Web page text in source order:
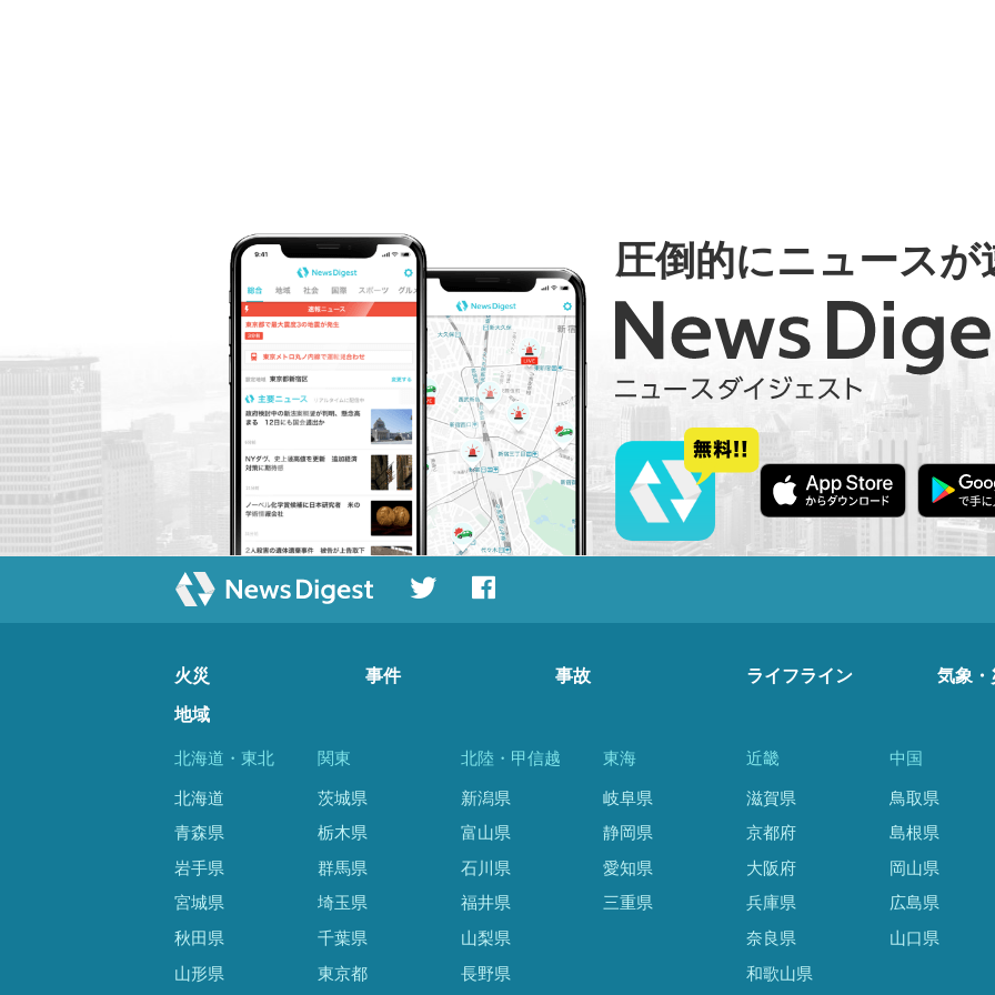
圧倒的にニュースが
火災 事件 事故 ライフライン 気象・
地域
北海道・東北
北海道
青森県
岩手県
宮城県
秋田県
山形県
関東
茨城県
栃木県
群馬県
埼玉県
千葉県
東京都
北陸・甲信越
新潟県
富山県
石川県
福井県
山梨県
長野県
東海
岐阜県
静岡県
愛知県
三重県
近畿
滋賀県
京都府
大阪府
兵庫県
奈良県
和歌山県
中国
鳥取県
島根県
岡山県
広島県
山口県